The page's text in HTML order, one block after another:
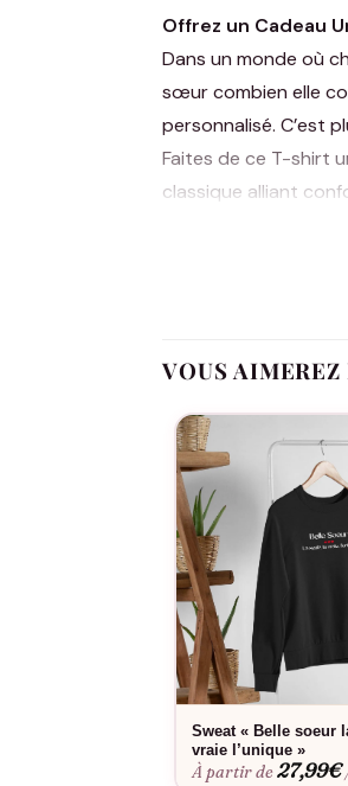
Offrez un Cadeau
Dans un monde où
sœur combien elle
personnalisé. C’est
Faites de ce T-shirt
classique alliant
dire « Je t’apprécie »
et voyez son
que les liens
VOUS
Sweat « Belle soeur
vraie l’unique »
À partir de27,99€